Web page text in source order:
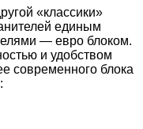
«классики»
единым
— евро блоком.
и удобством
современного блока